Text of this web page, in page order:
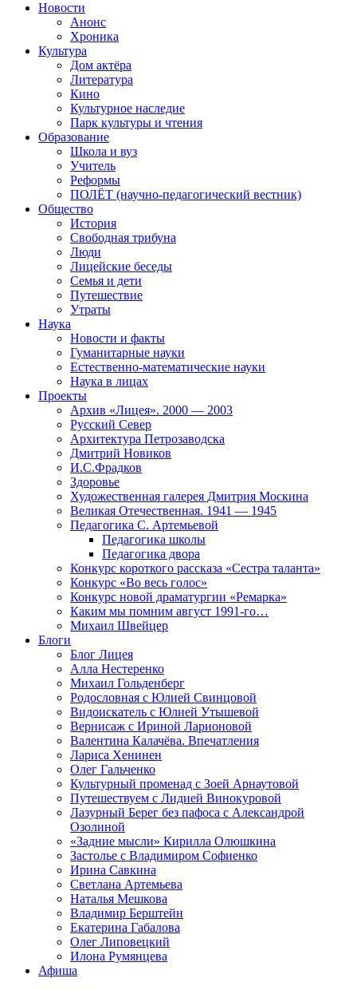
Новости
Анонс
Хроника
Культура
Дом актёра
Литература
Кино
Культурное наследие
Парк культуры и чтения
Образование
Школа и вуз
Учитель
Реформы
ПОЛЁТ (научно-педагогический вестник)
Общество
История
Свободная трибуна
Люди
Лицейские беседы
Семья и дети
Путешествие
Утраты
Наука
Новости и факты
Гуманитарные науки
Естественно-математические науки
Наука в лицах
Проекты
Архив «Лицея». 2000 — 2003
Русский Север
Архитектура Петрозаводска
Дмитрий Новиков
И.С.Фрадков
Здоровье
Художественная галерея Дмитрия Москина
Великая Отечественная. 1941 — 1945
Педагогика С. Артемьевой
Педагогика школы
Педагогика двора
Конкурс короткого рассказа «Сестра таланта»
Конкурс «Во весь голос»
Конкурс новой драматургии «Ремарка»
Каким мы помним август 1991-го…
Михаил Швейцер
Блоги
Блог Лицея
Алла Нестеренко
Михаил Гольденберг
Родословная с Юлией Свинцовой
Видоискатель с Юлией Утышевой
Вернисаж с Ириной Ларионовой
Валентина Калачёва. Впечатления
Лариса Хенинен
Олег Гальченко
Культурный променад с Зоей Арнаутовой
Путешествуем с Лидией Винокуровой
Лазурный Берег без пафоса с Александрой
Озолиной
«Задние мысли» Кирилла Олюшкина
Застолье с Владимиром Софиенко
Ирина Савкина
Светлана Артемьева
Наталья Мешкова
Владимир Берштейн
Екатерина Габалова
Олег Липовецкий
Илона Румянцева
Афиша